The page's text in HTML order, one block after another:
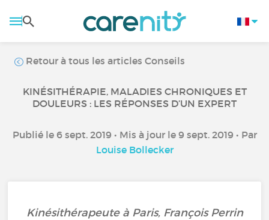
Retour à tous les articles Conseils
KINÉSITHÉRAPIE, MALADIES CHRONIQUES ET
DOULEURS : LES RÉPONSES D’UN EXPERT
Publié le 6 sept. 2019 • Mis à jour le 9 sept. 2019 • Par
Louise Bollecker
Kinésithérapeute à Paris, François Perrin